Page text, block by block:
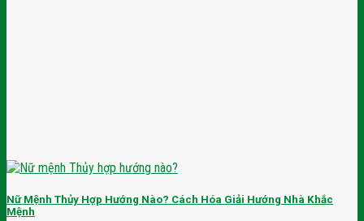
Nữ Mệnh Thủy Hợp Hướng Nào? Cách Hóa Giải Hướng Nhà Khắc
Mệnh